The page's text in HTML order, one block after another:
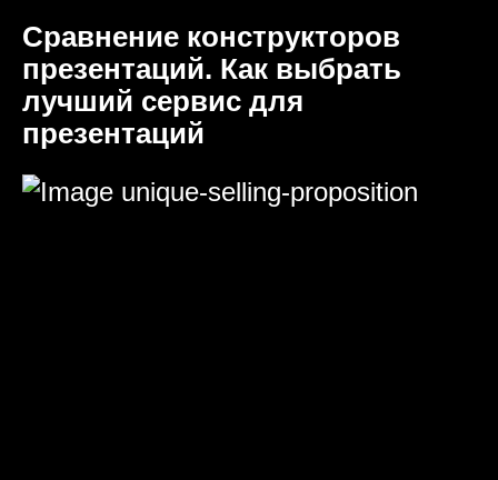
Сравнение конструкторов
презентаций. Как выбрать
лучший сервис для
презентаций